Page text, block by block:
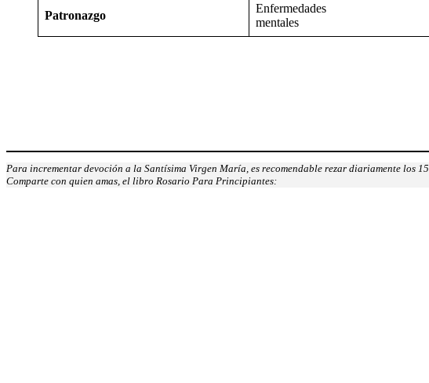
Patronazgo
Enfermedades
mentales
Para incrementar devoción a la Santísima Virgen María, es recomendable rezar diariamente los
Comparte con quien amas, el libro Rosario Para Principiantes: